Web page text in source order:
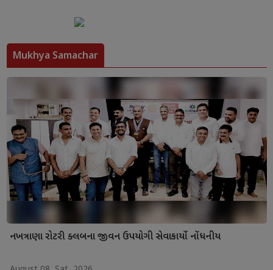
Mukhya Samachar
નખત્રાણા રોટરી ક્લબના જીવન ઉપયોગી સેવાકાર્યો નોંધનીય